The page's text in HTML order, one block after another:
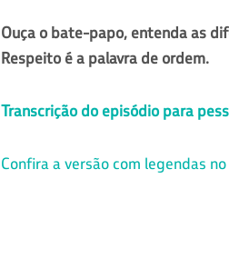
Ouça o bate-papo, entenda as
Respeito é a palavra de ordem.
Transcrição do episódio para
Confira a versão com legendas